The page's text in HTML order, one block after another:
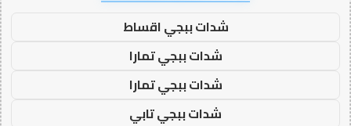
شدات ببجي اقساط
شدات ببجي تمارا
شدات ببجي تمارا
شدات ببجي تابي